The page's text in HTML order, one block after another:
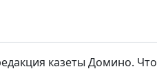
казеты Домино.